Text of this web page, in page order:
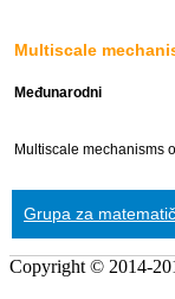
Multiscale
Međunarodni
Multiscale mechanisms
Grupa za
Copyright © 2014-